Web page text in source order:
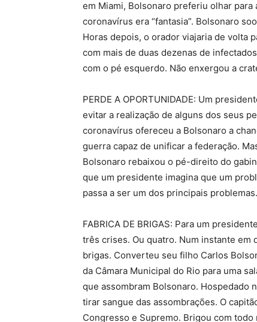
em Miami, Bolsonaro preferiu olhar
coronavírus era “fantasia”. Bolsonaro
Horas depois, o orador viajaria de volta
com mais de duas dezenas de
com o pé esquerdo. Não enxergou a
PERDE A OPORTUNIDADE: Um
evitar a realização de alguns dos seus
coronavírus ofereceu a Bolsonaro a
guerra capaz de unificar a federação.
Bolsonaro rebaixou o pé-direito do
que um presidente imagina que um
passa a ser um dos principais problemas.
FABRICA DE BRIGAS: Para um
três crises. Ou quatro. Num instante
brigas. Converteu seu filho Carlos
da Câmara Municipal do Rio para uma
que assombram Bolsonaro. Hospedado
tirar sangue das assombrações. O
Congresso e Supremo. Brigou com